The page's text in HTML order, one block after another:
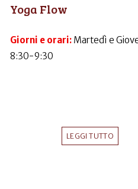
Yoga Flow
Giorni e orari: Martedì e
8:30-9:30
LEGGI TUTTO